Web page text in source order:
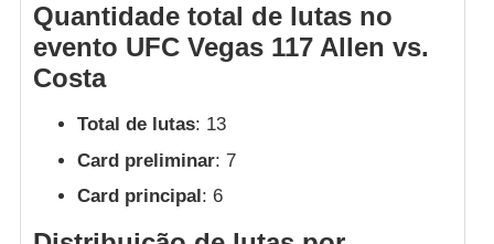
Quantidade total de lutas no
evento UFC Vegas 117 Allen vs.
Costa
Total de lutas: 13
Card preliminar: 7
Card principal: 6